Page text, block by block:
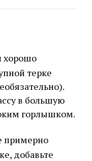
хорошо
терке
в большую
горлышком.
примерно
добавьте